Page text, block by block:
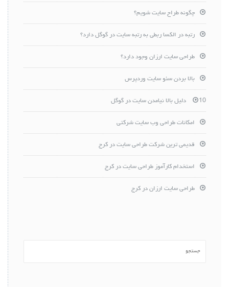
چگونه طراح سایت شویم؟
رتبه در الکسا ربطی به رتبه سایت در گوگل دارد؟
طراحی سایت ارزان وجود دارد؟
بالا بردن سئو سایت وردپرس
10 دلیل بالا نیامدن سایت در گوگل
امکانات طراحی وب سایت شرکتی
قدیمی ترین شرکت طراحی سایت در کرج
استخدام کارآموز طراحی سایت در کرج
طراحی سایت ارزان در کرج